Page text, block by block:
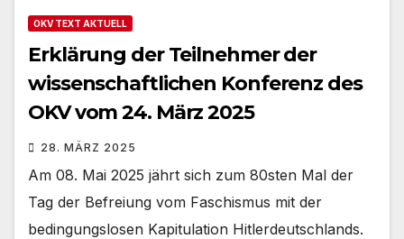
OKV TEXT AKTUELL
Erklärung der Teilnehmer der
wissenschaftlichen Konferenz des
OKV vom 24. März 2025
28. MÄRZ 2025
Am 08. Mai 2025 jährt sich zum 80sten Mal der
Tag der Befreiung vom Faschismus mit der
bedingungslosen Kapitulation Hitlerdeutschlands.